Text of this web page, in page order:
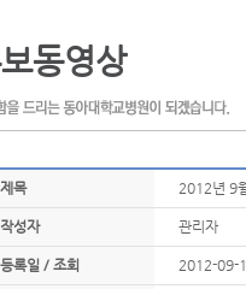
동영상
제목 2012년 9
작성자 관리자
등록일 / 조회 2012-09-